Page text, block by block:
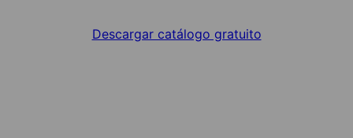
Descargar catálogo gratuito